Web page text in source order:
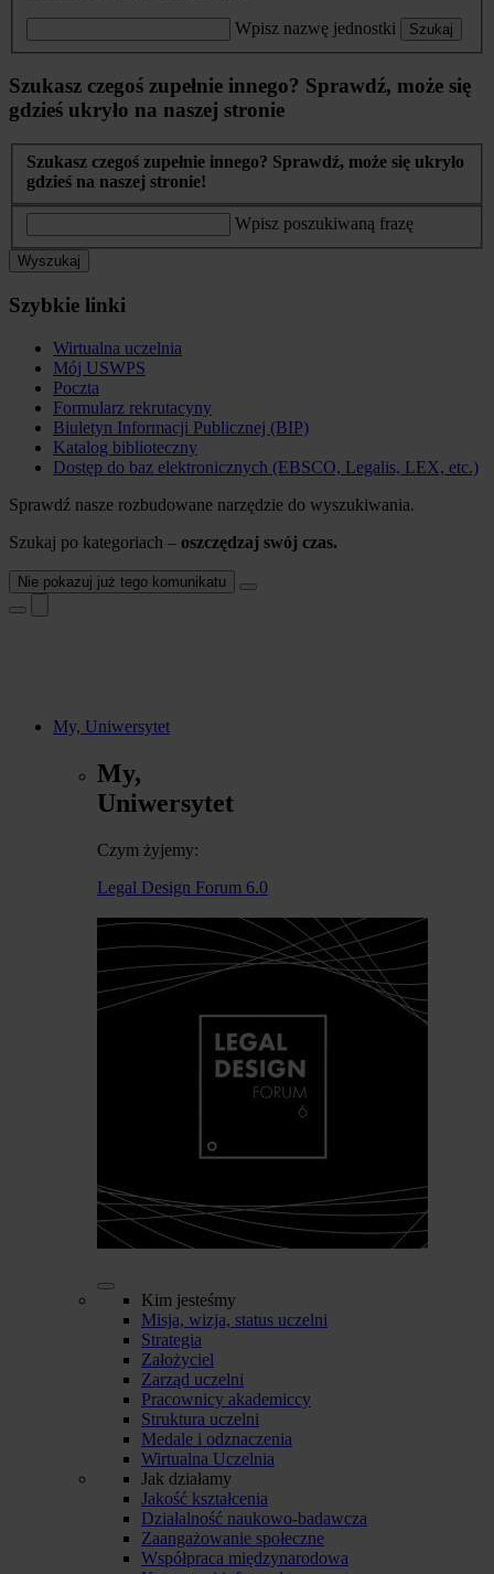
Wpisz nazwę jednostki Szukaj
Szukasz czegoś zupełnie innego? Sprawdź, może się
gdzieś ukryło na naszej stronie
Szukasz czegoś zupełnie innego? Sprawdź, może się ukryło
gdzieś na naszej stronie!
Wpisz poszukiwaną frazę
Wyszukaj
Szybkie linki
Wirtualna uczelnia
Mój USWPS
Poczta
Formularz rekrutacyny
Biuletyn Informacji Publicznej (BIP)
Katalog biblioteczny
Dostęp do baz elektronicznych (EBSCO, Legalis, LEX, etc.)
Sprawdź nasze rozbudowane narzędzie do wyszukiwania.
Szukaj po kategoriach – oszczędzaj swój czas.
Nie pokazuj już tego komunikatu
My, Uniwersytet
My,
Uniwersytet
Czym żyjemy:
Legal Design Forum 6.0
Kim jesteśmy
Misja, wizja, status uczelni
Strategia
Założyciel
Zarząd uczelni
Pracownicy akademiccy
Struktura uczelni
Medale i odznaczenia
Wirtualna Uczelnia
Jak działamy
Jakość kształcenia
Działalność naukowo-badawcza
Zaangażowanie społeczne
Współpraca międzynarodowa